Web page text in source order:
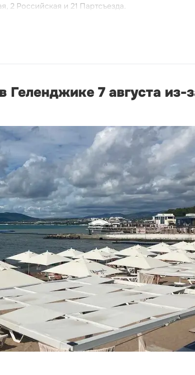
2 Российская и 21 Партсъезда.
Геленджике 7 августа